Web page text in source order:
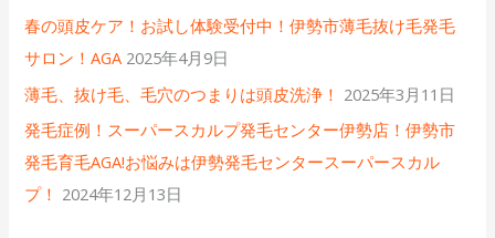
春の頭皮ケア！お試し体験受付中！伊勢市薄毛抜け毛発毛
サロン！AGA 2025年4月9日
薄毛、抜け毛、毛穴のつまりは頭皮洗浄！ 2025年3月11日
発毛症例！スーパースカルプ発毛センター伊勢店！伊勢市
発毛育毛AGA!お悩みは伊勢発毛センタースーパースカル
プ！ 2024年12月13日